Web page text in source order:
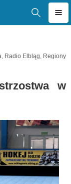
, Radio Elbląg, Regiony
w